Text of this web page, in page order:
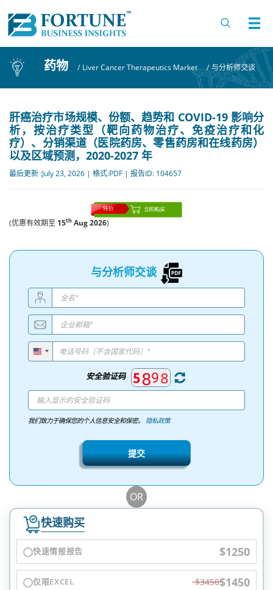
药物 / Liver Cancer Therapeutics Market / 与分析师交谈
肝癌治疗市场规模、份额、趋势和 COVID-19 影响分
析，按治疗类型（靶向药物治疗、免疫治疗和化
疗）、分销渠道（医院药房、零售药房和在线药房）
以及区域预测，2020-2027 年
最后更新 :July 23, 2026 | 格式:PDF | 报告ID: 104657
(优惠有效期至 15th Aug 2026)
与分析师交谈
安全验证码
我们致力于确保您的个人信息安全和保密。 隐私政策
提交
OR
快速购买
快速情报报告 $1250
仅限EXCEL $3450$1450